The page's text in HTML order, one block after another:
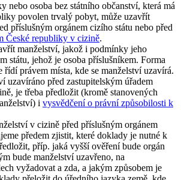
nebo osoba bez státního občanství, která má
povolen trvalý pobyt, může uzavřít
příslušným orgánem cizího státu nebo před
České republiky v cizině.
manželství, jakož i podmínky jeho
státu, jehož je osoba příslušníkem. Forma
řídí právem místa, kde se manželství uzavírá.
uzavíráno před zastupitelským úřadem
je třeba předložit (kromě stanovených
i vysvědčení o právní způsobilosti k
v cizině před příslušným orgánem
předem zjistit, které doklady je nutné k
příp. jaká vyšší ověření bude orgán
bude manželství uzavřeno, na
vyžadovat a zda, a jakým způsobem je